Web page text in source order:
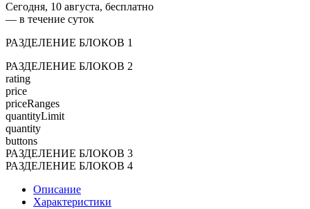
Сегодня, 10 августа, бесплатно
— в течение суток
РАЗДЕЛЕНИЕ БЛОКОВ 1
РАЗДЕЛЕНИЕ БЛОКОВ 2
rating
price
priceRanges
quantityLimit
quantity
buttons
РАЗДЕЛЕНИЕ БЛОКОВ 3
РАЗДЕЛЕНИЕ БЛОКОВ 4
Описание
Характеристики